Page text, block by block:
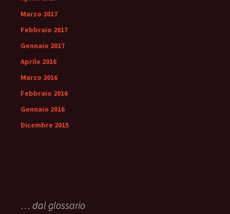
Marzo 2017
Febbraio 2017
Gennaio 2017
Aprile 2016
Marzo 2016
Febbraio 2016
Gennaio 2016
Dicembre 2015
… dal glossario